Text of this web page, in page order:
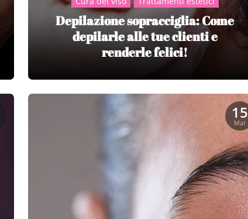
Depilazione sopracciglia: Come
depilarle alle tue clienti e
renderle felici!
15
Mar